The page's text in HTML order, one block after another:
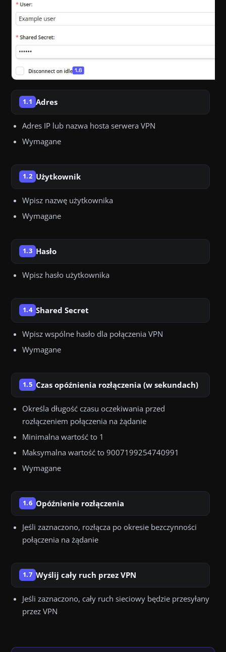
1.1 Adres
Adres IP lub nazwa hosta serwera VPN
Wymagane
1.2 Użytkownik
Wpisz nazwę użytkownika
Wymagane
1.3 Hasło
Wpisz hasło użytkownika
1.4 Shared Secret
Wpisz wspólne hasło dla połączenia VPN
Wymagane
1.5 Czas opóźnienia rozłączenia (w sekundach)
Określa długość czasu oczekiwania przed
rozłączeniem połączenia na żądanie
Minimalna wartość to 1
Maksymalna wartość to 9007199254740991
Wymagane
1.6 Opóźnienie rozłączenia
Jeśli zaznaczono, rozłącza po okresie bezczynności
połączenia na żądanie
1.7 Wyślij cały ruch przez VPN
Jeśli zaznaczono, cały ruch sieciowy będzie przesyłany
przez VPN